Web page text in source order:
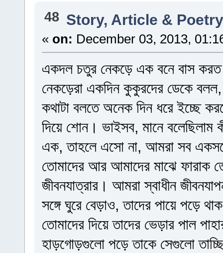
48 Story, Article &
« on: December 03, 2013,
একদল চতুর নেকড়ে এক বনে বাস
নেকড়েরা একদিন কুকুরদের ডেকে
কথাটা বলতে অনেক দিন ধরে ইচ্ছে
দিয়ে শোন। ভাইসব, মানে
এক, তাহলে এসো না, আমরা সব
তোমাদের আর আমাদের মাঝে ফারাক
জীবনযাত্রার। আমরা স্বাধীন
সঙ্গে ঘুরে বেড়াও, তাদের পায়ে পড়ে
তোমাদের দিয়ে তাদের ভেড়ার পাল
হাড়গোড়গুলো পড়ে তাকে সেগুলো